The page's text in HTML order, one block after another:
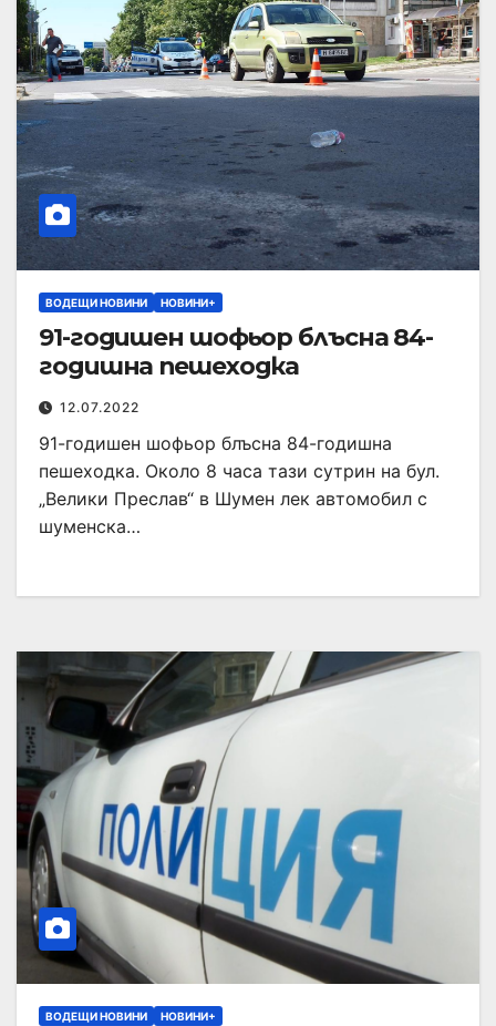
ВОДЕЩИ НОВИНИ НОВИНИ+
91-годишен шофьор блъсна 84-
годишна пешеходка
12.07.2022
91-годишен шофьор блъсна 84-годишна
пешеходка. Около 8 часа тази сутрин на бул.
„Велики Преслав“ в Шумен лек автомобил с
шуменска…
ВОДЕЩИ НОВИНИ НОВИНИ+